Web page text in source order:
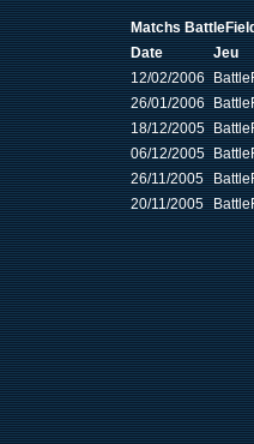
Matchs
Date
Jeu
12/02/2006
26/01/2006
18/12/2005
06/12/2005
26/11/2005
20/11/2005